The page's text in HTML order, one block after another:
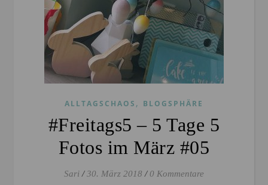
ALLTAGSCHAOS , BLOGSPHÄRE
#Freitags5 – 5 Tage 5
Fotos im März #05
Sari / 30. März 2018 / 0 Kommentare